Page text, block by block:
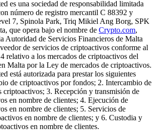
es una sociedad de responsabilidad limitada
número de registro mercantil C 88392 y
7, Spinola Park, Triq Mikiel Ang Borg, SPK
que opera bajo el nombre de Crypto.com,
Autoridad de Servicios Financieros de Malta
de servicios de criptoactivos conforme al
relativo a los mercados de criptoactivos del
Malta por la Ley de mercados de criptoactivos.
está autorizada para prestar los siguientes
de criptoactivos por fondos; 2. Intercambio de
criptoactivos; 3. Recepción y transmisión de
en nombre de clientes; 4. Ejecución de
en nombre de clientes; 5. Servicios de
en nombre de clientes; y 6. Custodia y
en nombre de clientes.